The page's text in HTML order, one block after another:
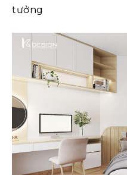
tưởng